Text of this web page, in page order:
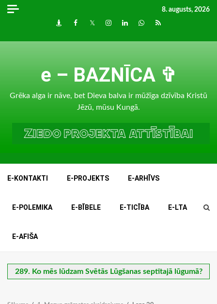
Skip
8. augusts, 2026
DraugiemFacebook
TwitterInstagram
LinkedInwhatsapp
RSS
e – BAZNĪCA ✞
Grēka alga ir nāve, bet Dieva balva ir mūžīga dzīvība Kristū
Jēzū, mūsu Kungā.
E-KONTAKTI E-PROJEKTS E-ARHĪVS
E-POLEMIKA E-BĪBELE E-TICĪBA E-LTA
E-AFIŠA
289. Ko mēs lūdzam Svētās Lūgšanas septītajā lūgumā?